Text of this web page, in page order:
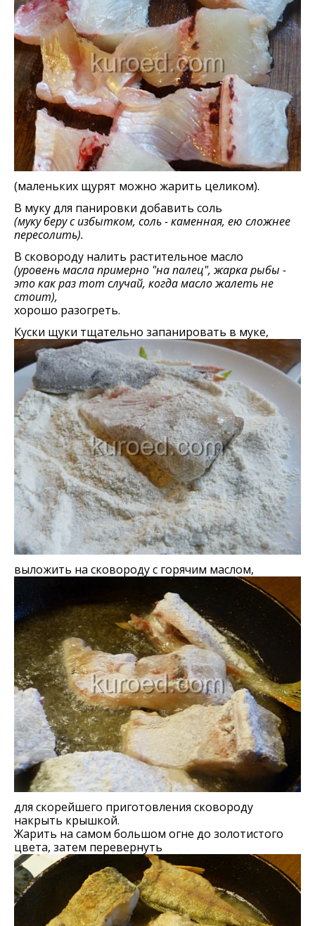
(маленьких щурят можно жарить целиком).
В муку для панировки добавить соль
(муку беру с избытком, соль - каменная, ею сложнее
пересолить).
В сковороду налить растительное масло
(уровень масла примерно "на палец", жарка рыбы -
это как раз тот случай, когда масло жалеть не
стоит),
хорошо разогреть.
Куски щуки тщательно запанировать в муке,
выложить на сковороду с горячим маслом,
для скорейшего приготовления сковороду
накрыть крышкой.
Жарить на самом большом огне до золотистого
цвета, затем перевернуть